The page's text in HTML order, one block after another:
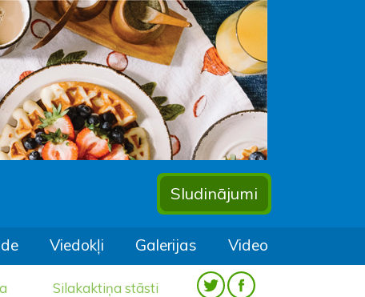
Sludinājumi
Viedokļi Galerijas Video
Silakaktiņa stāsti